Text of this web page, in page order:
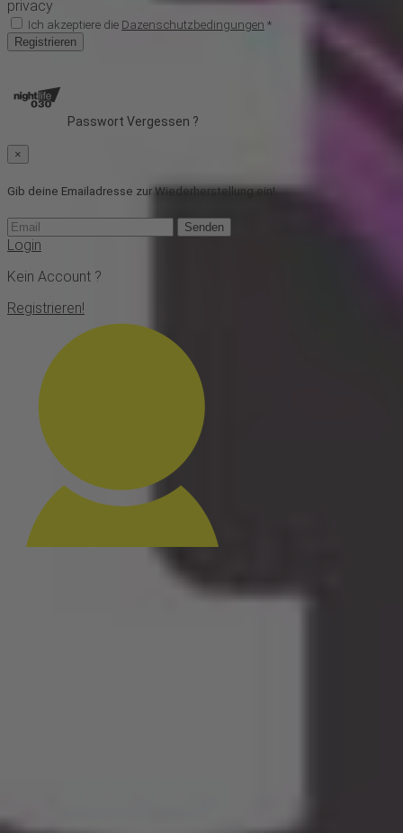
privacy
Ich akzeptiere die Dazenschutzbedingungen *
Registrieren
Passwort Vergessen ?
×
Gib deine Emailadresse zur Wiederherstellung ein!
Senden
Login
Kein Account ?
Registrieren!